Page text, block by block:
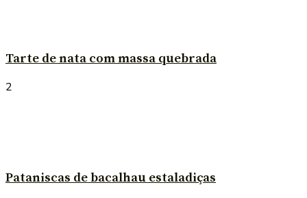
Tarte de nata com massa quebrada
2
Pataniscas de bacalhau estaladiças